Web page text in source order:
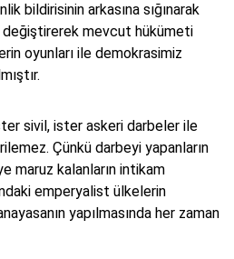
bildirisinin arkasına sığınarak
mevcut hükümeti
oyunları ile demokrasimiz
sivil, ister askeri darbeler ile
Çünkü darbeyi yapanların
maruz kalanların intikam
emperyalist ülkelerin
yapılmasında her zaman